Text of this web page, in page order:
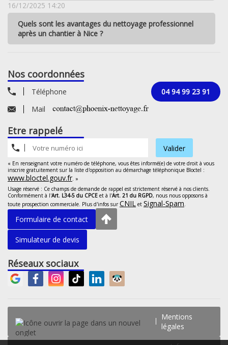
16/12/2025 14:20
Quels sont les avantages du nettoyage professionnel
après un chantier à Nice ?
Nos coordonnées
Téléphone
04 94 99 23 91
Mail
Etre rappelé
Valider
« En renseignant votre numéro de téléphone, vous êtes informé(e) de votre droit à vous
inscrire gratuitement sur la liste d'opposition au démarchage téléphonique Bloctel :
www.bloctel.gouv.fr. »
Usage réservé : Ce champs de demande de rappel est strictement réservé à nos clients.
Conformément à l'Art. L34-5 du CPCE et à l'Art. 21 du RGPD, nous nous opposons à
toute prospection commerciale. Plus d'infos surCNIL et Signal-Spam.
Formulaire de contact
Simulateur de devis
Réseaux sociaux
Mentions
légales